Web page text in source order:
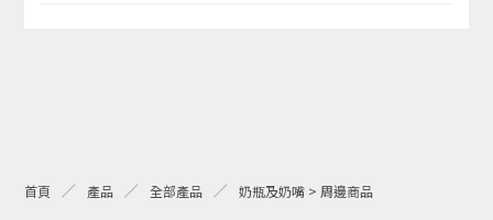
首頁 產品 全部產品 奶瓶及奶嘴 > 周邊商品